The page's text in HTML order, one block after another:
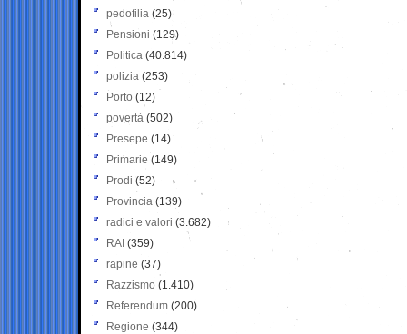
pedofilia (25)
Pensioni (129)
Politica (40.814)
polizia (253)
Porto (12)
povertà (502)
Presepe (14)
Primarie (149)
Prodi (52)
Provincia (139)
radici e valori (3.682)
RAI (359)
rapine (37)
Razzismo (1.410)
Referendum (200)
Regione (344)